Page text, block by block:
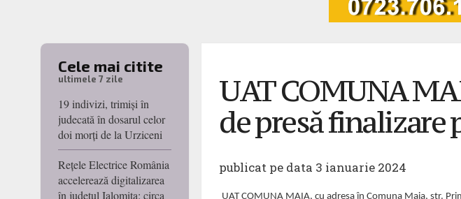
Cele mai citite
ultimele 7 zile
19 indivizi, trimiși în
judecată în dosarul celor
doi morți de la Urziceni
Rețele Electrice România
accelerează digitalizarea
în județul Ialomița: circa
UAT COMUNA
de presă finalizare
publicat pe data 3 ianuarie 2024
UAT COMUNA MAIA, cu adresa în Comuna Maia, str.